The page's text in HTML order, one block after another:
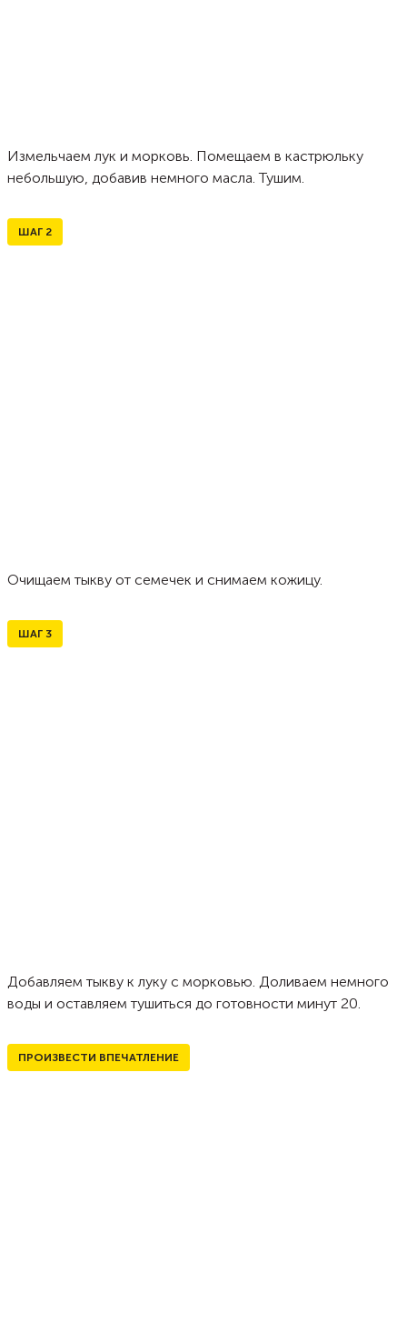
Измельчаем лук и морковь. Помещаем в кастрюльку
небольшую, добавив немного масла. Тушим.
ШАГ 2
Очищаем тыкву от семечек и снимаем кожицу.
ШАГ 3
Добавляем тыкву к луку с морковью. Доливаем немного
воды и оставляем тушиться до готовности минут 20.
ПРОИЗВЕСТИ ВПЕЧАТЛЕНИЕ